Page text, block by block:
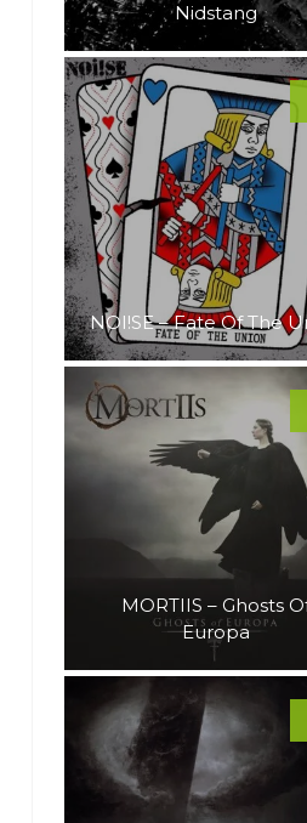
Nidstang
NOI!SE – Fate Of The
MORTIIS – Ghosts
Europa